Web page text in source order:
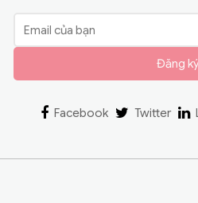
Đăng
Facebook Twitter